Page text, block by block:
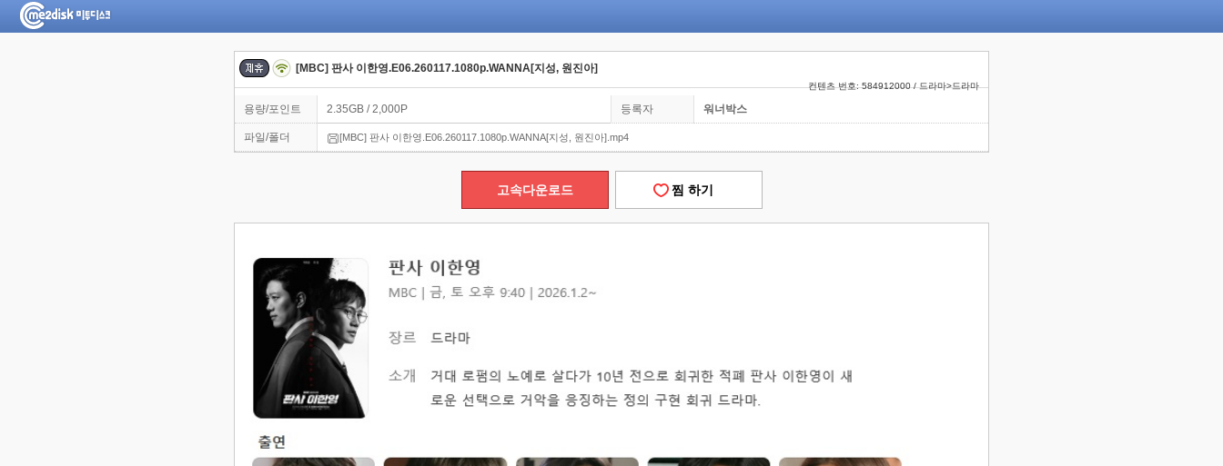
[MBC] 판사 이한영.E06.260117.1080p.WANNA[지성, 원진아]
컨텐츠 번호: 584912000 / 드라마>드라마
용량/포인트 2.35GB / 2,000P 등록자 워너박스
파일/폴더 [MBC] 판사 이한영.E06.260117.1080p.WANNA[지성, 원진아].mp4
고속다운로드 찜 하기